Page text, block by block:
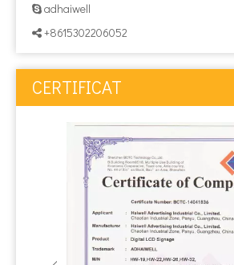
 adhaiwell
 +8615302206052
CERTIFICAT